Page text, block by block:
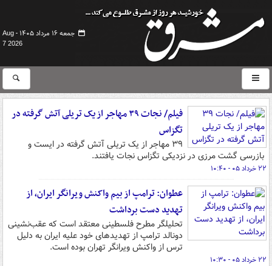
جمعه ۱۶ مرداد ۱۴۰۵ -
Aug
7 2026
فیلم/ نجات ۳۹ مهاجر از یک تریلی آتش گرفته در
تگزاس
۳۹ مهاجر از یک تریلی آتش گرفته در ایست و
بازرسی گشت مرزی در نزدیکی تگزاس نجات یافتند.
۲۲ خرداد ۰۵ - ۱۰:۴۰
عطوان: ترامپ از بیم واکنش ویرانگر ایران، از
تهدید دست برداشت
تحلیلگر مطرح فلسطینی معتقد است که عقب‌نشینی
دونالد ترامپ از تهدیدهای خود علیه ایران به دلیل
ترس از واکنش ویرانگر تهران بوده است.
۲۲ خرداد ۰۵ - ۱۰:۳۰